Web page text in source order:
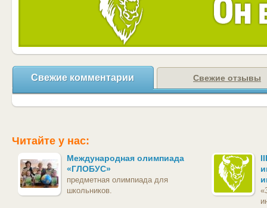
Свежие комментарии Свежие отзывы
Читайте у нас:
Международная олимпиада
«ГЛОБУС»
предметная олимпиада для
школьников.